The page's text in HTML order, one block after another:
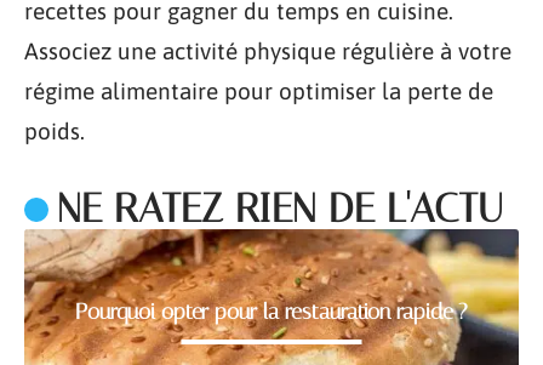
recettes pour gagner du temps en cuisine.
Associez une activité physique régulière à votre
régime alimentaire pour optimiser la perte de
poids.
NE RATEZ RIEN DE L'ACTU
Pourquoi opter pour la restauration rapide ?